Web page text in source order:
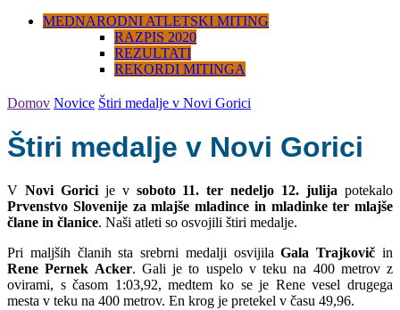
MEDNARODNI ATLETSKI MITING
RAZPIS 2020
REZULTATI
REKORDI MITINGA
Domov Novice Štiri medalje v Novi Gorici
Štiri medalje v Novi Gorici
V Novi Goricije v soboto 11. ter nedeljo 12. julijapotekalo
Prvenstvo Slovenije za mlajše mladince in mladinke ter mlajše
člane in članice. Naši atleti so osvojili štiri medalje.
Pri maljših članih sta srebrni medalji osvijilaGala Trajkovič in
Rene Pernek Acker. Gali je to uspelo v teku na 400 metrov z
ovirami, s časom 1:03,92, medtem ko se je Rene vesel drugega
mesta v teku na 400 metrov. En krog je pretekel v času 49,96.